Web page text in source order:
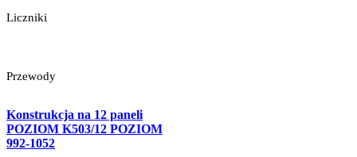
Liczniki
Przewody
Konstrukcja na 12 paneli
POZIOM K503/12 POZIOM
992-1052